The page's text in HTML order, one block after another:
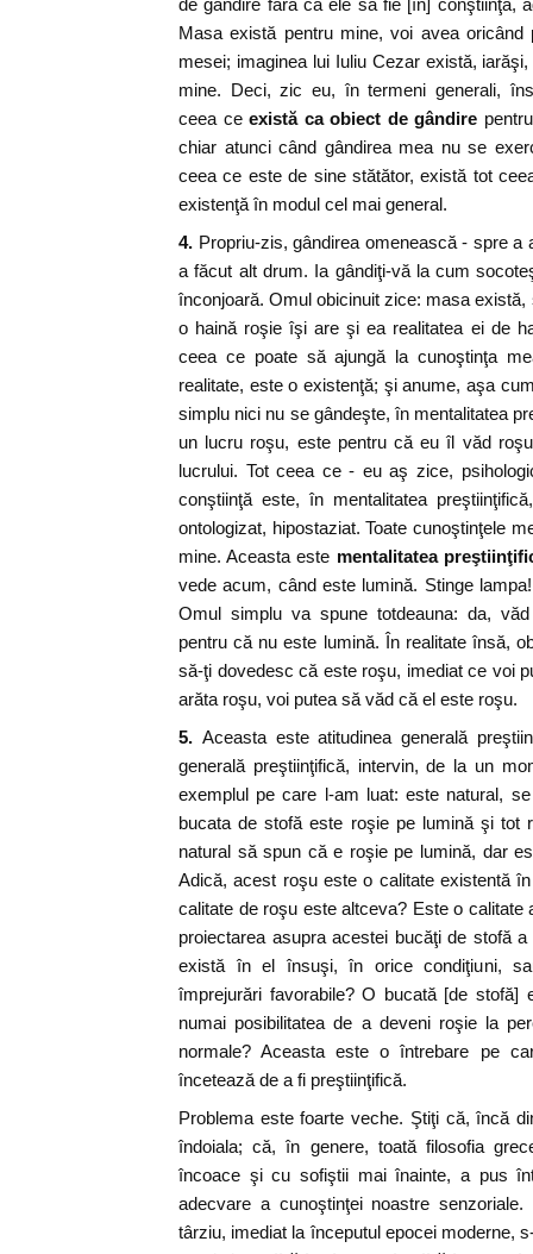
de gândire fără ca ele să fie [în] conştiinţă,
Masa există pentru mine, voi avea oricând
mesei; imaginea lui Iuliu Cezar există,
mine. Deci, zic eu, în termeni generali,
ceea ceexistă ca obiect de gândire
chiar atunci când gândirea mea nu se
ceea ce este de sine stătător, există tot
existenţă în modul cel mai general.
4. Propriu-zis, gândirea omenească - spre a
a făcut alt drum. Ia gândiţi-vă la cum
înconjoară. Omul obicinuit zice: masa
o haină roşie îşi are şi ea realitatea ei de
ceea ce poate să ajungă la cunoştinţa
realitate, este o existenţă; şi anume, aşa
simplu nici nu se gândeşte, în mentalitatea
un lucru roşu, este pentru că eu îl văd
lucrului. Tot ceea ce - eu aş zice,
conştiinţă este, în mentalitatea
ontologizat, hipostaziat. Toate cunoştinţele
mine. Aceasta este mentalitatea
vede acum, când este lumină. Stinge
Omul simplu va spune totdeauna: da,
pentru că nu este lumină. În realitate însă,
să-ţi dovedesc că este roşu, imediat ce voi
arăta roşu, voi putea să văd că el este roşu.
5. Aceasta este atitudinea generală
generală preştiinţifică, intervin, de la un
exemplul pe care l-am luat: este natural,
bucata de stofă este roşie pe lumină şi tot
natural să spun că e roşie pe lumină, dar
Adică, acest roşu este o calitate existentă
calitate de roşu este altceva? Este o calitate
proiectarea asupra acestei bucăţi de stofă
există în el însuşi, în orice condiţiuni,
împrejurări favorabile? O bucată [de
numai posibilitatea de a deveni roşie la
normale? Aceasta este o întrebare pe
încetează de a fi preştiinţifică.
Problema este foarte veche. Ştiţi că, încă
îndoiala; că, în genere, toată filosofia
încoace şi cu sofiştii mai înainte, a pus
adecvare a cunoştinţei noastre
târziu, imediat la începutul epocei moderne,